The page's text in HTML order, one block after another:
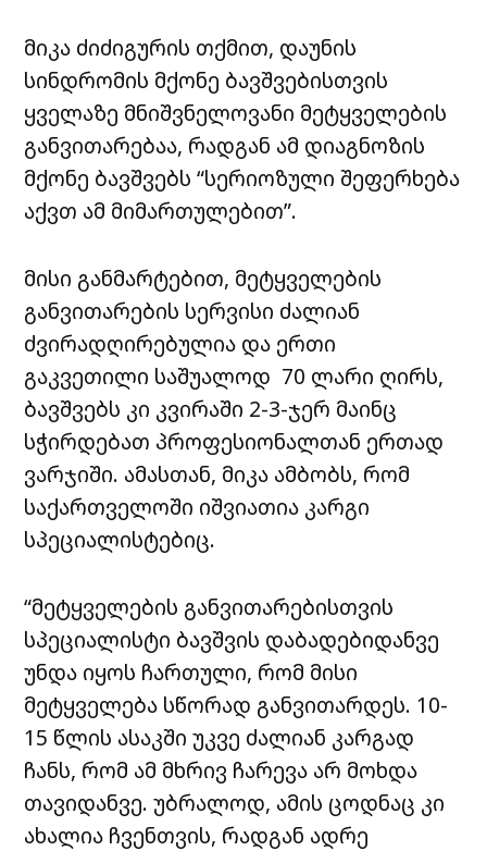
მიკა ძიძიგურის თქმით, დაუნის
სინდრომის მქონე ბავშვებისთვის
ყველაზე მნიშვნელოვანი მეტყველების
განვითარებაა, რადგან ამ დიაგნოზის
მქონე ბავშვებს “სერიოზული შეფერხება
აქვთ ამ მიმართულებით”.
მისი განმარტებით, მეტყველების
განვითარების სერვისი ძალიან
ძვირადღირებულია და ერთი
გაკვეთილი საშუალოდ 70 ლარი ღირს,
ბავშვებს კი კვირაში 2-3-ჯერ მაინც
სჭირდებათ პროფესიონალთან ერთად
ვარჯიში. ამასთან, მიკა ამბობს, რომ
საქართველოში იშვიათია კარგი
სპეციალისტებიც.
“მეტყველების განვითარებისთვის
სპეციალისტი ბავშვის დაბადებიდანვე
უნდა იყოს ჩართული, რომ მისი
მეტყველება სწორად განვითარდეს. 10-
15 წლის ასაკში უკვე ძალიან კარგად
ჩანს, რომ ამ მხრივ ჩარევა არ მოხდა
თავიდანვე. უბრალოდ, ამის ცოდნაც კი
ახალია ჩვენთვის, რადგან ადრე